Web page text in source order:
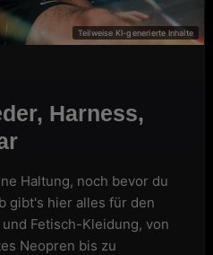
Harness,
Haltung, noch bevor du
gibt's hier alles für den
Fetisch-Kleidung, von
Neopren bis zu